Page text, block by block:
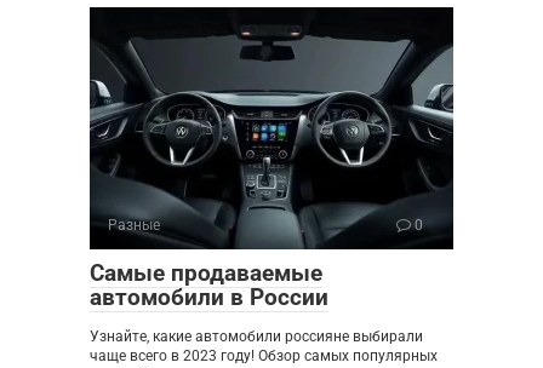
Разные 0
Самые продаваемые
автомобили в России
Узнайте, какие автомобили россияне выбирали
чаще всего в 2023 году! Обзор самых популярных